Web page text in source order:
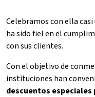
Celebramos con ella
ha sido fiel en el
con sus clientes.
Con el objetivo de
instituciones han
descuentos especiales